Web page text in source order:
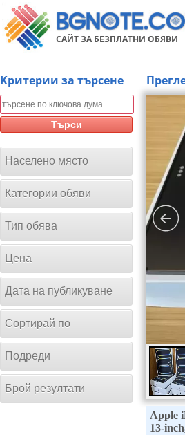
САЙТ ЗА БЕЗПЛАТНИ ОБЯВИ
Kритерии за търсене
Търси
Населено място
Категории обяви
Тип обява
Цена
Дата на публикуване
Сортирай по
Подреди
Брой резултати
Apple
13-